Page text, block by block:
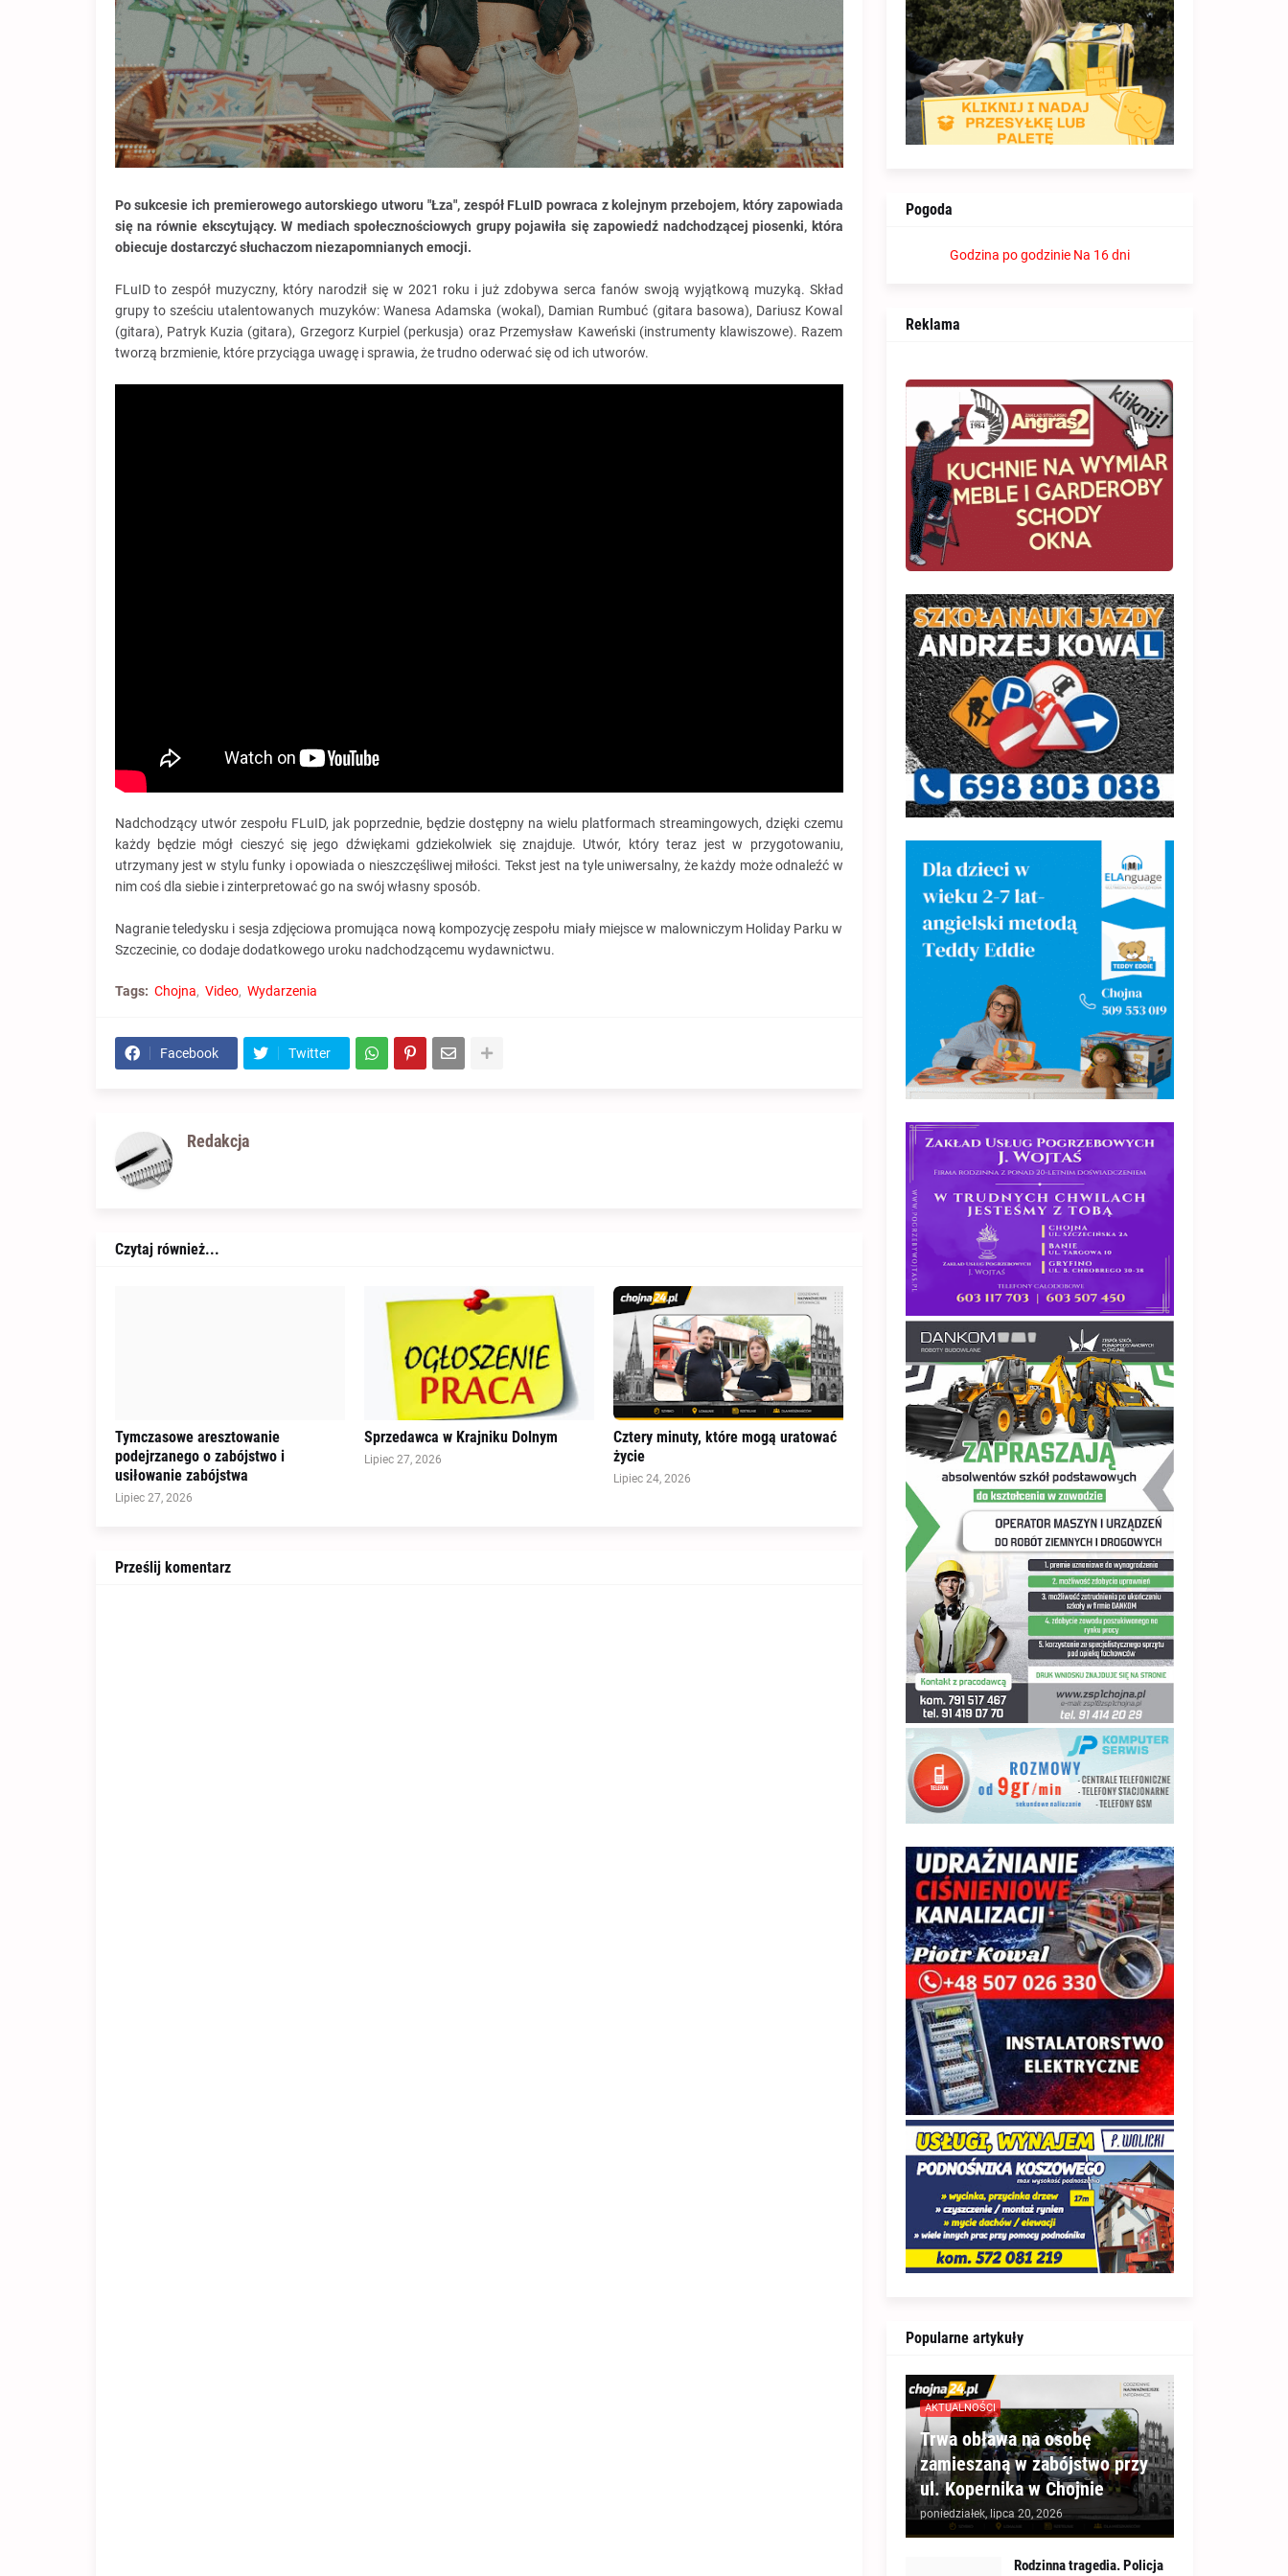
Po sukcesie ich premierowego autorskiego utworu "Łza", zespół FLuID powraca z kolejnym przebojem, który zapowiada
się na równie ekscytujący. W mediach społecznościowych grupy pojawiła się zapowiedź nadchodzącej piosenki, która
obiecuje dostarczyć słuchaczom niezapomnianych emocji.
FLuID to zespół muzyczny, który narodził się w 2021 roku i już zdobywa serca fanów swoją wyjątkową muzyką. Skład
grupy to sześciu utalentowanych muzyków: Wanesa Adamska (wokal), Damian Rumbuć (gitara basowa), Dariusz Kowal
(gitara), Patryk Kuzia (gitara), Grzegorz Kurpiel (perkusja) oraz Przemysław Kaweński (instrumenty klawiszowe). Razem
tworzą brzmienie, które przyciąga uwagę i sprawia, że trudno oderwać się od ich utworów.
Nadchodzący utwór zespołu FLuID, jak poprzednie, będzie dostępny na wielu platformach streamingowych, dzięki czemu
każdy będzie mógł cieszyć się jego dźwiękami gdziekolwiek się znajduje. Utwór, który teraz jest w przygotowaniu,
utrzymany jest w stylu funky i opowiada o nieszczęśliwej miłości. Tekst jest na tyle uniwersalny, że każdy może odnaleźć w
nim coś dla siebie i zinterpretować go na swój własny sposób.
Nagranie teledysku i sesja zdjęciowa promująca nową kompozycję zespołu miały miejsce w malowniczym Holiday Parku w
Szczecinie, co dodaje dodatkowego uroku nadchodzącemu wydawnictwu.
Tags: Chojna Video Wydarzenia
Facebook Twitter
Redakcja
Czytaj również...
Tymczasowe aresztowanie
podejrzanego o zabójstwo i
usiłowanie zabójstwa
Lipiec 27, 2026
Sprzedawca w Krajniku Dolnym
Lipiec 27, 2026
Cztery minuty, które mogą uratować
życie
Lipiec 24, 2026
Prześlij komentarz
Pogoda
Godzina po godzinie Na 16 dni
Reklama
Popularne artykuły
AKTUALNOŚCI
Trwa obława na osobę
zamieszaną w zabójstwo przy
ul. Kopernika w Chojnie
poniedziałek, lipca 20, 2026
Rodzinna tragedia. Policja